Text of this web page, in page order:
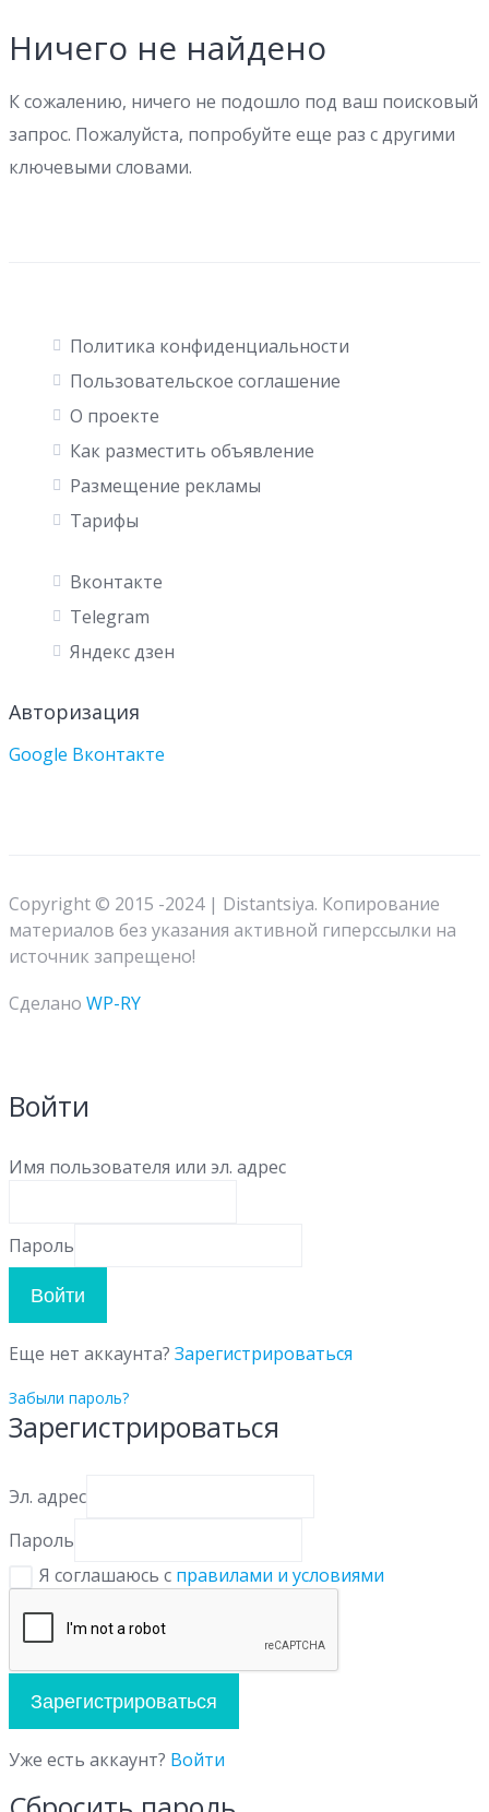
Ничего не найдено
К сожалению, ничего не подошло под ваш поисковый
запрос. Пожалуйста, попробуйте еще раз с другими
ключевыми словами.
Политика конфиденциальности
Пользовательское соглашение
О проекте
Как разместить объявление
Размещение рекламы
Тарифы
Вконтакте
Telegram
Яндекс дзен
Авторизация
Google Вконтакте
Copyright © 2015 -2024 | Distantsiya. Копирование
материалов без указания активной гиперссылки на
источник запрещено!
Сделано WP-RY
Войти
Имя пользователя или эл. адрес
Пароль
Войти
Еще нет аккаунта? Зарегистрироваться
Забыли пароль?
Зарегистрироваться
Эл. адрес
Пароль
Я соглашаюсь с правилами и условиями
Зарегистрироваться
Уже есть аккаунт? Войти